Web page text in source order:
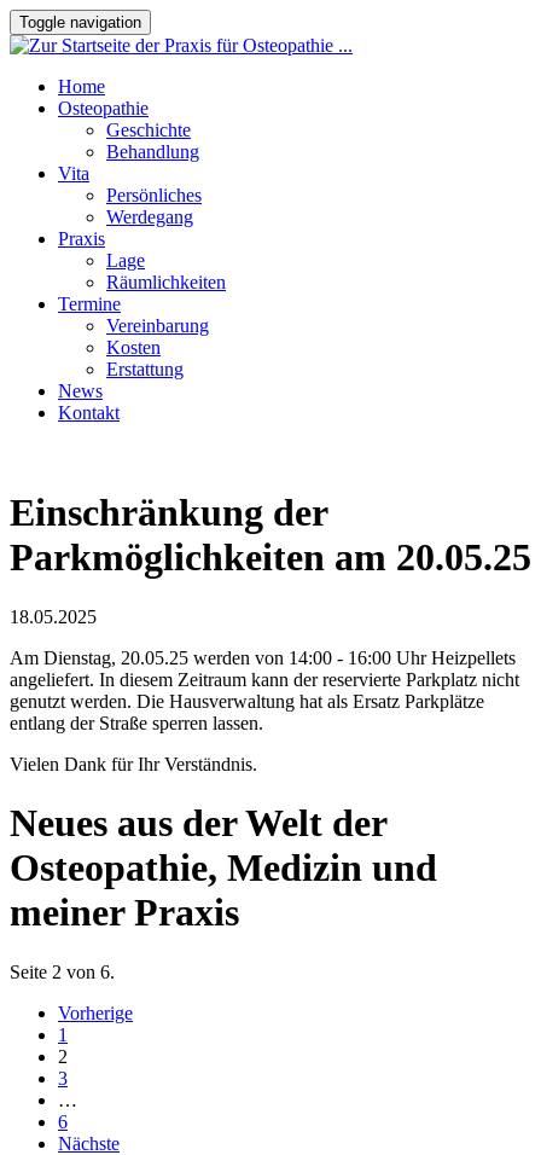
Toggle navigation
Home
Osteopathie
Geschichte
Behandlung
Vita
Persönliches
Werdegang
Praxis
Lage
Räumlichkeiten
Termine
Vereinbarung
Kosten
Erstattung
News
Kontakt
Einschränkung der
Parkmöglichkeiten am 20.05.25
18.05.2025
Am Dienstag, 20.05.25 werden von 14:00 - 16:00 Uhr Heizpellets
angeliefert. In diesem Zeitraum kann der reservierte Parkplatz nicht
genutzt werden. Die Hausverwaltung hat als Ersatz Parkplätze
entlang der Straße sperren lassen.
Vielen Dank für Ihr Verständnis.
Neues aus der Welt der
Osteopathie, Medizin und
meiner Praxis
Seite 2 von 6.
Vorherige
1
2
3
…
6
Nächste